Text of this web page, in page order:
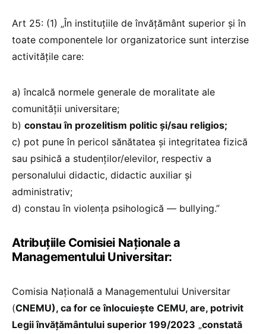
Art 25: (1) „În instituțiile de învățământ superior și în
toate componentele lor organizatorice sunt interzise
activitățile care:
a) încalcă normele generale de moralitate ale
comunității universitare;
b) constau în prozelitism politic și/sau religios;
c) pot pune în pericol sănătatea și integritatea fizică
sau psihică a studenților/elevilor, respectiv a
personalului didactic, didactic auxiliar și
administrativ;
d) constau în violența psihologică — bullying.”
Atribuțiile Comisiei Naționale a
Managementului Universitar:
Comisia Națională a Managementului Universitar
(CNEMU), ca for ce înlocuiește CEMU, are, potrivit
Legii învățământului superior 199/2023 „constată